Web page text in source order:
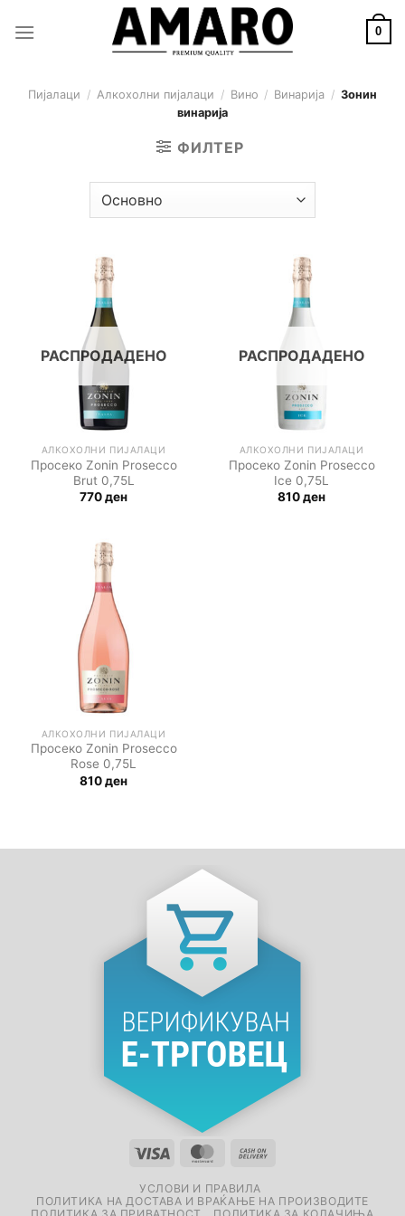
0
Пијалаци / Алкохолни пијалаци / Вино / Винарија / Зонин
винарија
ФИЛТЕР
РАСПРОДАДЕНО
АЛКОХОЛНИ ПИЈАЛАЦИ
Просеко Zonin Prosecco
Brut 0,75L
770ден
РАСПРОДАДЕНО
АЛКОХОЛНИ ПИЈАЛАЦИ
Просеко Zonin Prosecco
Ice 0,75L
810ден
АЛКОХОЛНИ ПИЈАЛАЦИ
Просеко Zonin Prosecco
Rose 0,75L
810ден
УСЛОВИ И ПРАВИЛА
ПОЛИТИКА НА ДОСТАВА И ВРАЌАЊЕ НА ПРОИЗВОДИТЕ